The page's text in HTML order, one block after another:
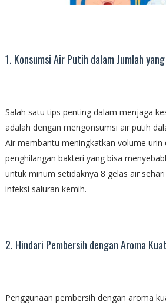
1. Konsumsi Air Putih dalam Jumlah
Salah satu tips penting dalam menjaga
adalah dengan mengonsumsi air putih
Air membantu meningkatkan volume
penghilangan bakteri yang bisa
untuk minum setidaknya 8 gelas air
infeksi saluran kemih.
2. Hindari Pembersih dengan Aroma Kuat
Penggunaan pembersih dengan aroma